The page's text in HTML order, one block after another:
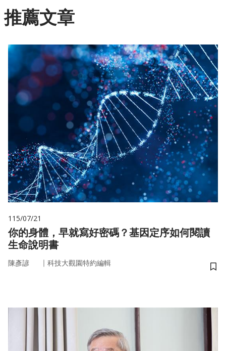
推薦文章
115/07/21
你的身體，早就寫好密碼？基因定序如何閱讀
生命說明書
陳彥諺 ｜ 科技大觀園特約編輯
儲